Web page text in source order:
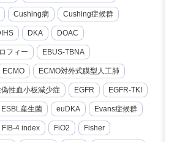
Cushing病 Cushing症候群
DKA DOAC
フィー EBUS-TBNA
ECMO ECMO対外式膜型人工肺
偽性血小板減少症 EGFR EGFR-TKI
ESBL産生菌 euDKA Evans症候群
FIB-4 index FiO2 Fisher